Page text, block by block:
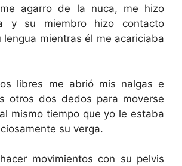
me agarro de la nuca, me hizo
y su miembro hizo contacto
lengua mientras él me acariciaba
libres me abrió mis nalgas e
otros dos dedos para moverse
mismo tiempo que yo le estaba
su verga.
movimientos con su pelvis